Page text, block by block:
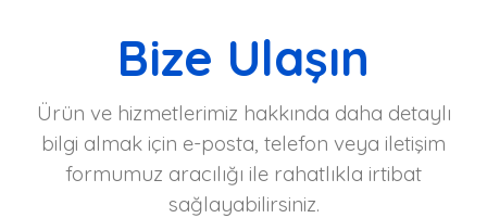
Bize Ulaşın
Ürün ve hizmetlerimiz hakkında daha detaylı
bilgi almak için e-posta, telefon veya iletişim
formumuz aracılığı ile rahatlıkla irtibat
sağlayabilirsiniz.